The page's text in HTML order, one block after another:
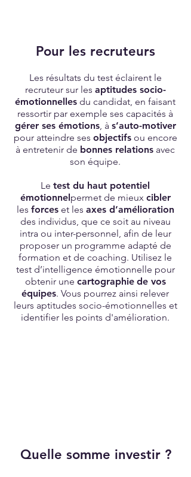
Pour les recruteurs
Les résultats du test éclairent le
recruteur sur les aptitudes socio-
émotionnelles du candidat, en faisant
ressortir par exemple ses capacités à
gérer ses émotions, à s’auto-motiver
pour atteindre ses objectifsou encore
à entretenir de bonnes relations avec
son équipe.
Le test du haut potentiel
émotionnelpermet de mieux cibler
les forceset les axes d’amélioration
des individus, que ce soit au niveau
intra ou inter-personnel, afin de leur
proposer un programme adapté de
formation et de coaching. Utilisez le
test d’intelligence émotionnelle pour
obtenir une cartographie de vos
équipes. Vous pourrez ainsi relever
leurs aptitudes socio-émotionnelles et
identifier les points d'amélioration.
Quelle somme investir ?